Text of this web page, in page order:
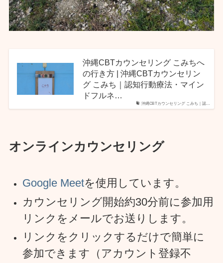
沖縄CBTカウンセリング こみち｜認…
沖縄CBTカウンセリング こみちへ
の行き方 | 沖縄CBTカウンセリン
グ こみち｜認知行動療法・マイン
ドフルネ…
オンラインカウンセリング
Google Meetを使用しています。
カウンセリング開始約30分前に参加用
リンクをメールでお送りします。
リンクをクリックするだけで簡単に
参加できます（アカウント登録不